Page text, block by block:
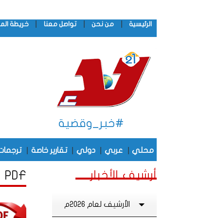
الرئيسية من نحن تواصل معنا خريطة
#خبر_وقضية
محلي عربي دولي تقارير خاصة
PDF أرشيف الأخبار لشهر أكـتـوبـر , من عام 2022 أرشيف الأخبار
الأرشيف لعام 2026م